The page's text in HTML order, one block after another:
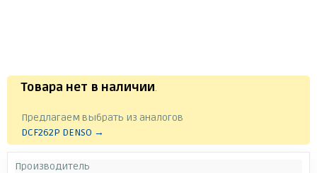
Товара нет в наличии.
Предлагаем выбрать из аналогов
DCF262P DENSO →
Производитель